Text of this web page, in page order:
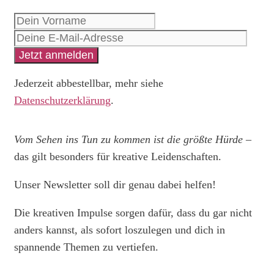
Jederzeit abbestellbar, mehr siehe
Datenschutzerklärung.
Vom Sehen ins Tun zu kommen ist die größte Hürde –
das gilt besonders für kreative Leidenschaften.
Unser Newsletter soll dir genau dabei helfen!
Die kreativen Impulse sorgen dafür, dass du gar nicht
anders kannst, als sofort loszulegen und dich in
spannende Themen zu vertiefen.